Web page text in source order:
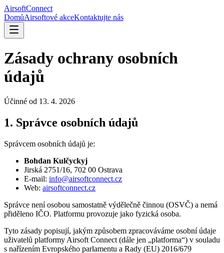
AirsoftConnect
DomůAirsoftové akceKontaktujte nás
Zásady ochrany osobních
údajů
Účinné od 13. 4. 2026
1. Správce osobních údajů
Správcem osobních údajů je:
Bohdan Kulčyckyj
Jirská 2751/16, 702 00 Ostrava
E-mail: info@airsoftconnect.cz
Web: airsoftconnect.cz
Správce není osobou samostatně výdělečně činnou (OSVČ) a nemá
přiděleno IČO. Platformu provozuje jako fyzická osoba.
Tyto zásady popisují, jakým způsobem zpracováváme osobní údaje
uživatelů platformy Airsoft Connect (dále jen „platforma“) v souladu
s nařízením Evropského parlamentu a Rady (EU) 2016/679